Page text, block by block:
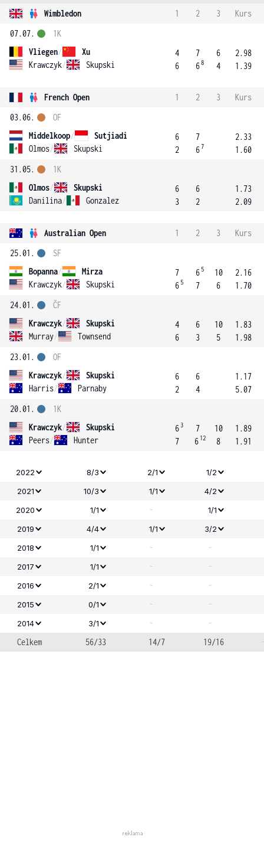
Wimbledon 1 2 3
Kurs
07.07.
Vliegen/
Xu
Krawczyk/ Skupski
1K
4
6
7
68
6
4
2.98
1.39
French Open 1 2 3
Kurs
03.06.
Middelkoop/
Sutjiadi
Olmos/ Skupski
OF
6
2
7
67
2.33
1.60
31.05.
Olmos/
Skupski
Danilina/ Gonzalez
1K
6
3
6
2
1.73
2.09
Australian Open 1 2 3
Kurs
25.01.
Bopanna/
Mirza
Krawczyk/ Skupski
SF
7
6 5
6 5
7
10
6
2.16
1.70
24.01.
Krawczyk/
Skupski
Murray/ Townsend
ČF
4
6
6
3
10
5
1.83
1.98
23.01.
Krawczyk/
Skupski
Harris/ Parnaby
OF
6
2
6
4
1.17
5.07
20.01.
Krawczyk/
Skupski
Peers/ Hunter
1K
6 3
7
7
6 12
10
8
1.89
1.91
2022 8/3 2/1
1/2
2021
10/3 1/1
4/2
2020
1/1 -
1/1
2019
4/4 1/1
3/2
2018
1/1 - -
2017 1/1 - -
2016 2/1 - -
2015 0/1 - -
2014 3/1 -
-
Celkem
56/33 14/7 19/16